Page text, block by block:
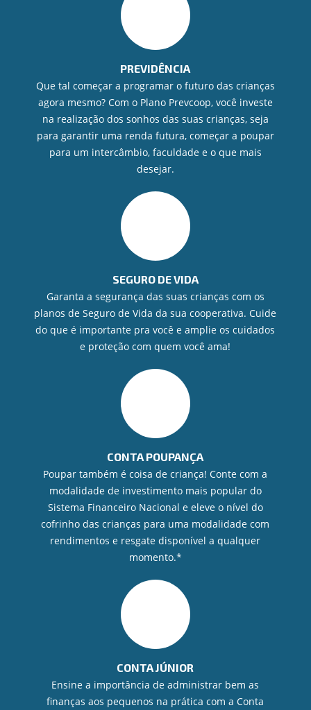
PREVIDÊNCIA
Que tal começar a programar o futuro das crianças
agora mesmo? Com o Plano Prevcoop, você investe
na realização dos sonhos das suas crianças, seja
para garantir uma renda futura, começar a poupar
para um intercâmbio, faculdade e o que mais
desejar.
SEGURO DE VIDA
Garanta a segurança das suas crianças com os
planos de Seguro de Vida da sua cooperativa. Cuide
do que é importante pra você e amplie os cuidados
e proteção com quem você ama!
CONTA POUPANÇA
Poupar também é coisa de criança! Conte com a
modalidade de investimento mais popular do
Sistema Financeiro Nacional e eleve o nível do
cofrinho das crianças para uma modalidade com
rendimentos e resgate disponível a qualquer
momento.*
CONTA JÚNIOR
Ensine a importância de administrar bem as
finanças aos pequenos na prática com a Conta